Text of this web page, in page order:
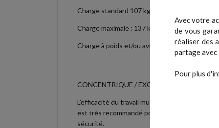
Avec votre
de vous
réaliser des
partage avec
Pour plus
Charge standard 107 kg.
Charge maximale : 137 kg.
Charge à poids et/ou avec assistance.
CONCENTRIQUE / EXCENTRIQUE
L’efficacité du travail musculaire est
est très recommandé pour les grands
sécurité.